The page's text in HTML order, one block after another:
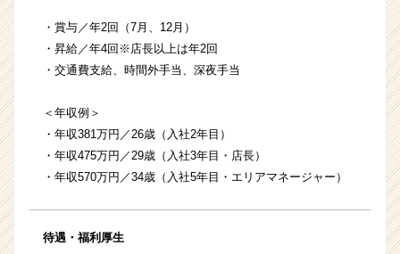
・賞与／年2回（7月、12月）
・昇給／年4回※店長以上は年2回
・交通費支給、時間外手当、深夜手当
＜年収例＞
・年収381万円／26歳（入社2年目）
・年収475万円／29歳（入社3年目・店長）
・年収570万円／34歳（入社5年目・エリアマネージャー）
待遇・福利厚生